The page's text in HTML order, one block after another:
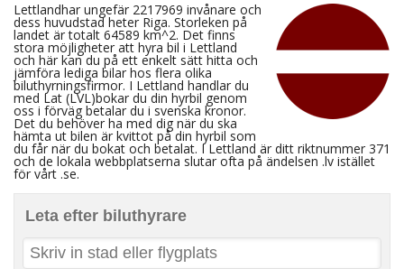
Lettlandhar ungefär 2217969 invånare och
dess huvudstad heter Riga. Storleken på
landet är totalt 64589 km^2. Det finns
stora möjligheter att hyra bil i Lettland
och här kan du på ett enkelt sätt hitta och
jämföra lediga bilar hos flera olika
biluthyrningsfirmor. I Lettland handlar du
med Lat (LVL)bokar du din hyrbil genom
oss i förväg betalar du i svenska kronor.
Det du behöver ha med dig när du ska
hämta ut bilen är kvittot på din hyrbil som
du får när du bokat och betalat. I Lettland är ditt riktnummer 371
och de lokala webbplatserna slutar ofta på ändelsen .lv istället
för vårt .se.
Leta efter biluthyrare